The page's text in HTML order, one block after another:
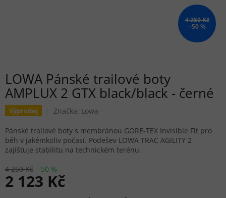
4 250 Kč
–50 %
LOWA Pánské trailové boty
AMPLUX 2 GTX black/black - černé
Výprodej Značka: Lowa
4 250 Kč –50 %
2 123 Kč
Pánské trailové boty s membránou GORE-TEX Invisible Fit pro
běh v jakémkoliv počasí. Podešev LOWA TRAC AGILITY 2
zajišťuje stabilitu na technickém terénu.